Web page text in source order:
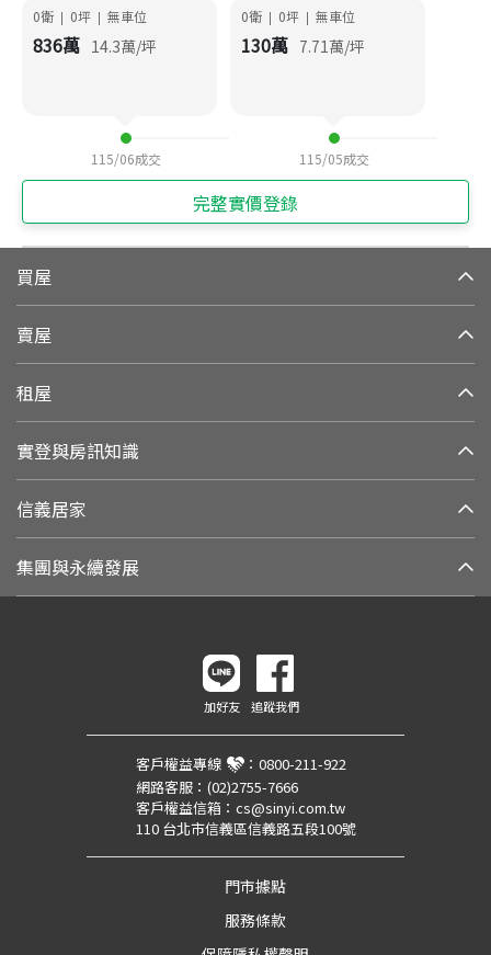
0衛 | 0坪 | 無車位
836萬 14.3萬/坪
115/06成交
0衛 | 0坪 | 無車位
130萬 7.71萬/坪
115/05成交
完整實價登錄
買屋
賣屋
租屋
實登與房訊知識
信義居家
集團與永續發展
加好友 追蹤我們
客戶權益專線 ： 0800-211-922
網路客服： (02)2755-7666
客戶權益信箱： cs@sinyi.com.tw
110 台北市信義區信義路五段100號
門市據點
服務條款